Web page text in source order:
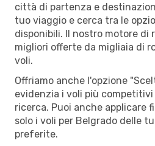
città di partenza e
tuo viaggio e cerca tra le
disponibili. Il nostro motore di
migliori offerte da migliaia di
voli.
Offriamo anche l'opzione
evidenzia i voli più
ricerca. Puoi anche applicare
solo i voli per Belgrado delle
preferite.